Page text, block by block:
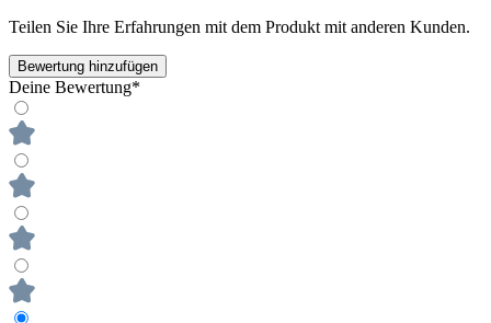
Teilen Sie Ihre Erfahrungen mit dem Produkt mit anderen Kunden.
Bewertung hinzufügen
Deine Bewertung*